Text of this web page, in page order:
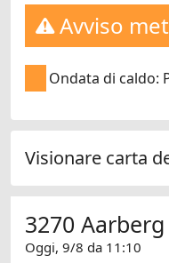
Avviso
Ondata di caldo:
Visionare carta
3270 Aarberg
Oggi, 9/8 da 11:10